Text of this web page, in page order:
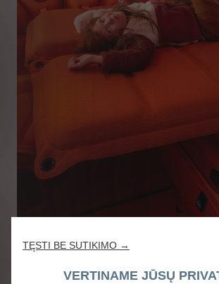
TĘSTI BE SUTIKIMO →
VERTINAME JŪSŲ